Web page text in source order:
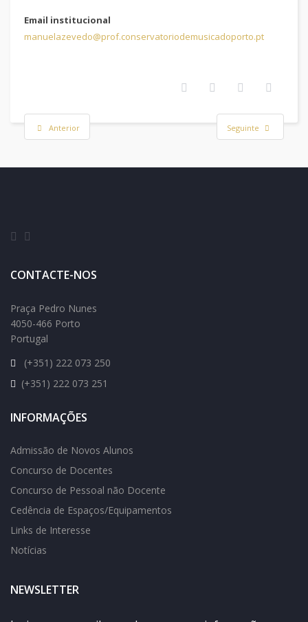
Email institucional
manuelazevedo@prof.conservatoriodemusicadoporto.pt
Anterior Seguinte
CONTACTE-NOS
Praça Pedro Nunes
4050-466 Porto
Portugal
(+351) 222 073 250
(+351) 222 073 251
INFORMAÇÕES
Admissão de Novos Alunos
Concurso de Docentes
Concurso de Pessoal não Docente
Cedência de Espaços/Equipamentos
Links de Interesse
Notícias
NEWSLETTER